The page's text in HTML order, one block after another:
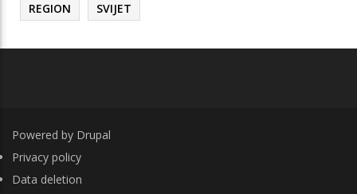
REGION SVIJET
Powered by Drupal
FOOTER
Privacy policy
Data deletion